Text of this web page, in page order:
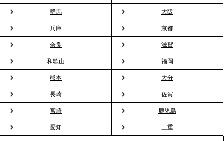
会”が企業で広がる。 新入社員の交流を支える『オフ
ィスケータリング』という新しい活用法
2026.3.20
NHK「ニュースウオッチ9」で、2ndTable「室内花
見」が紹介されました
2026.3.16
プレスリリースのご案内｜2026年、春の親睦は「花
粉レス」な室内花見。福利厚生としても注目され
る、快適で新しいお花見体験
群馬 大阪
兵庫 京都
奈良 滋賀
和歌山 福岡
熊本 大分
長崎 佐賀
宮崎 鹿児島
愛知 三重